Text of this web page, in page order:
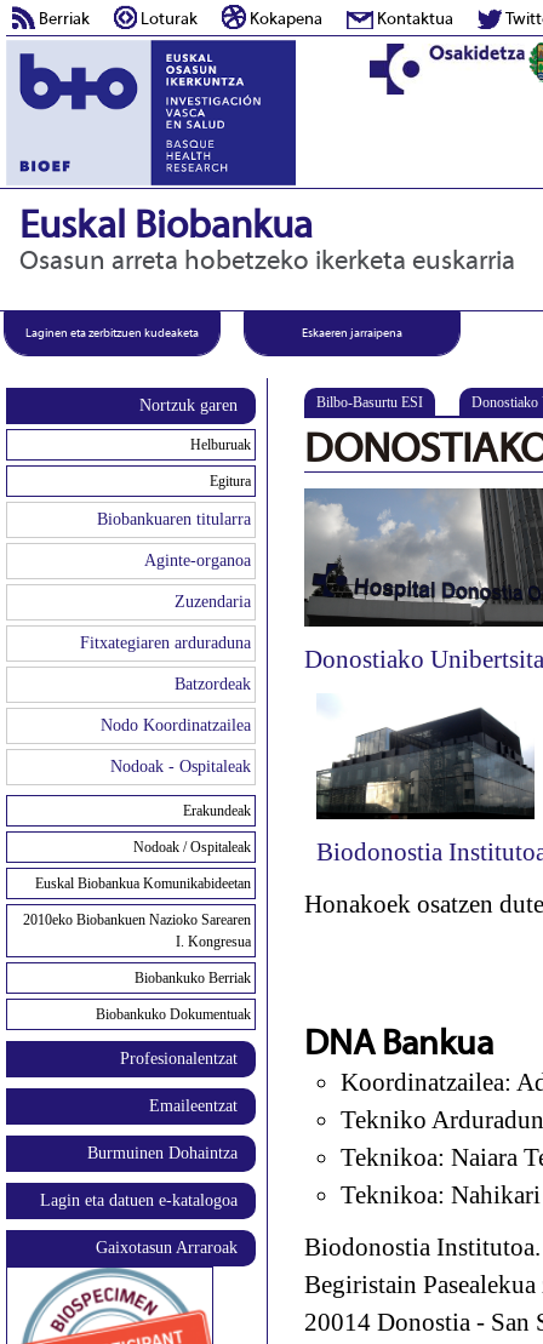
Berriak Loturak Kokapena Kontaktua
Euskal Biobankua
Osasun arreta hobetzeko ikerketa euskarria
Laginen eta zerbitzuen kudeaketa Eskaeren jarraipena
Nortzuk garen
Helburuak
Egitura
Biobankuaren titularra
Aginte-organoa
Zuzendaria
Fitxategiaren arduraduna
Batzordeak
Nodo Koordinatzailea
Nodoak - Ospitaleak
Erakundeak
Nodoak / Ospitaleak
Euskal Biobankua Komunikabideetan
2010eko Biobankuen Nazioko Sarearen
I. Kongresua
Biobankuko Berriak
Biobankuko Dokumentuak
Profesionalentzat
Emaileentzat
Burmuinen Dohaintza
Lagin eta datuen e-katalogoa
Gaixotasun Arraroak
Bilbo-Basurtu ESI Donostiako
Donostiako
Biodonostia
Honakoek osatzen
DNA Bankua
Koordinatzailea:
Tekniko
Teknikoa: Naiara
Teknikoa: Nahikari
Biodonostia
Begiristain Pasealekua
20014 Donostia - San